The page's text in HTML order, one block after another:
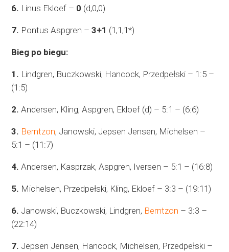
6. Linus Ekloef – 0 (d,0,0)
7. Pontus Aspgren –3+1 (1,1,1*)
Bieg po biegu:
1. Lindgren, Buczkowski, Hancock, Przedpełski – 1:5 –
(1:5)
2. Andersen, Kling, Aspgren, Ekloef (d) – 5:1 – (6:6)
3. Berntzon, Janowski, Jepsen Jensen, Michelsen –
5:1 – (11:7)
4. Andersen, Kasprzak, Aspgren, Iversen – 5:1 – (16:8)
5. Michelsen, Przedpełski, Kling, Ekloef – 3:3 – (19:11)
6. Janowski, Buczkowski, Lindgren, Berntzon – 3:3 –
(22:14)
7. Jepsen Jensen, Hancock, Michelsen, Przedpełski –